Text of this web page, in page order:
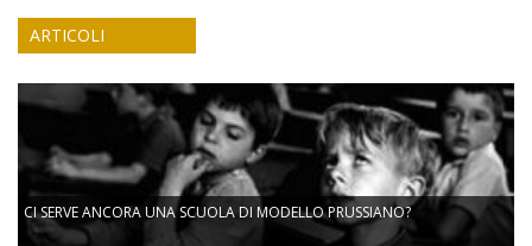
ARTICOLI
CI SERVE ANCORA UNA SCUOLA DI MODELLO PRUSSIANO?